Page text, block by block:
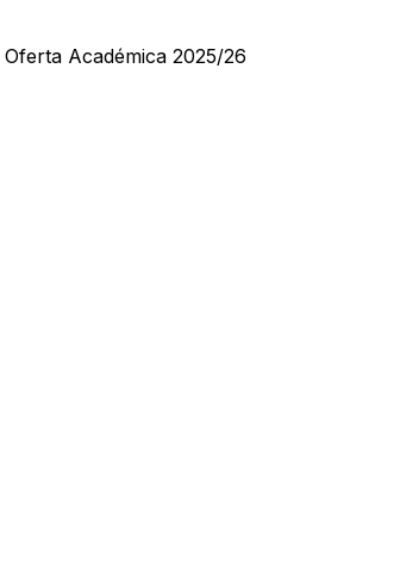
Oferta Académica 2025/26